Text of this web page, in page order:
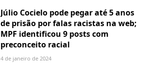
Júlio Cocielo pode pegar até 5 anos
de prisão por falas racistas na web;
MPF identificou 9 posts com
preconceito racial
4 de janeiro de 2024